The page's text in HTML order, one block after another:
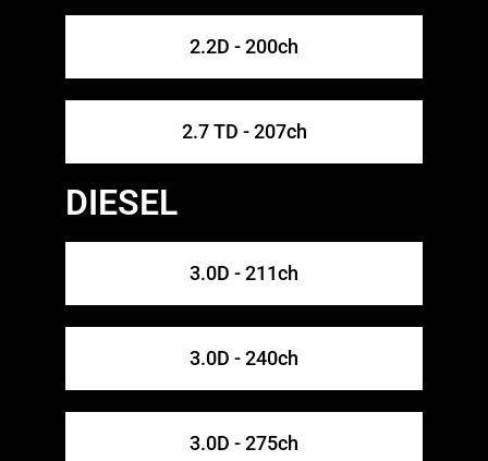
2.2D - 200ch
2.7 TD - 207ch
DIESEL
3.0D - 211ch
3.0D - 240ch
3.0D - 275ch